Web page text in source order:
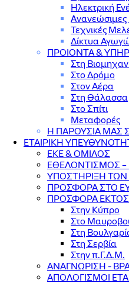
Ηλεκτρική
Ανανεώσιμες
Τεχνικές
Δίκτυα
ΠΡΟΙΟΝΤΑ &
Στη
Στο Δρόμο
Στον Αέρα
Στη Θάλασσα
Στο Σπίτι
Μεταφορές
Η ΠΑΡΟΥΣΙΑ ΜΑΣ
ΕΤΑΙΡΙΚΗ
ΕΚΕ & ΟΜΙΛΟΣ
ΕΘΕΛΟΝΤΙΣΜΟΣ –
ΥΠΟΣΤΗΡΙΞΗ ΤΩΝ
ΠΡΟΣΦΟΡΑ ΣΤΟ
ΠΡΟΣΦΟΡΑ
Στην Κύπρο
Στο
Στη
Στη Σερβία
Στην π.Γ.Δ.Μ.
ΑΝΑΓΝΩΡΙΣΗ -
ΑΠΟΛΟΓΙΣΜΟΙ